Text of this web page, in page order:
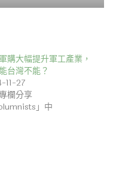
購大幅提升軍工產業，
台灣不能？
11-27
欄分享
」中